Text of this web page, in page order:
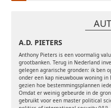
A.D. PIETERS
Anthony Pieters is een voormalig
grootbanken. Terug in Nederland
gelegen agrarische gronden: ik ben
onder een kap nieuwbouw woning
gezien hoe bestemmingsplannen
Omdat er weinig gebeurde in de
gebruikt voor een master political